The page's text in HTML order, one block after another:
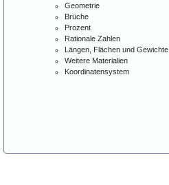
Geometrie
Brüche
Prozent
Rationale Zahlen
Längen, Flächen und Gewichte
Weitere Materialien
Koordinatensystem